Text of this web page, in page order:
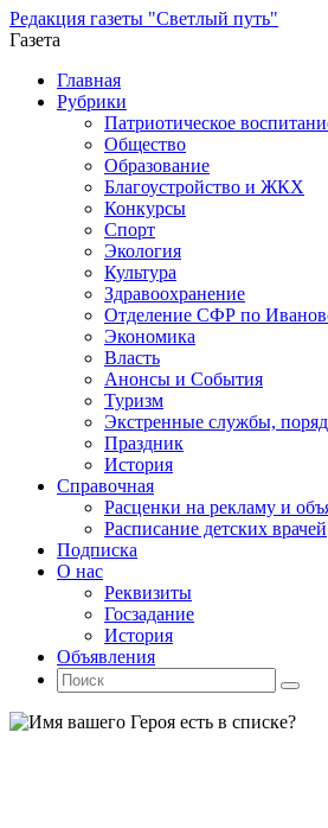
Редакция газеты "Светлый путь"
Газета
Промотать
содержимому
Главная
Рубрики
Патриотическое
Общество
Образование
Благоустройство и ЖКХ
Конкурсы
Спорт
Экология
Культура
Здравоохранение
Отделение СФР по
Экономика
Власть
Анонсы и События
Туризм
Экстренные службы,
Праздник
История
Справочная
Расценки на рекламу и
Расписание детских врачей
Подписка
О нас
Реквизиты
Госзадание
История
Объявления
Поиск
Искать:
Поиск